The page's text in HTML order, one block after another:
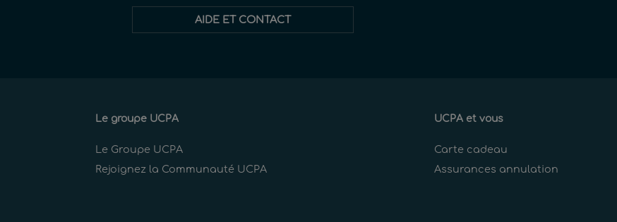
AIDE ET CONTACT
Le groupe UCPA
Le Groupe UCPA
Rejoignez la Communauté UCPA
UCPA et vous
Carte cadeau
Assurances annulation